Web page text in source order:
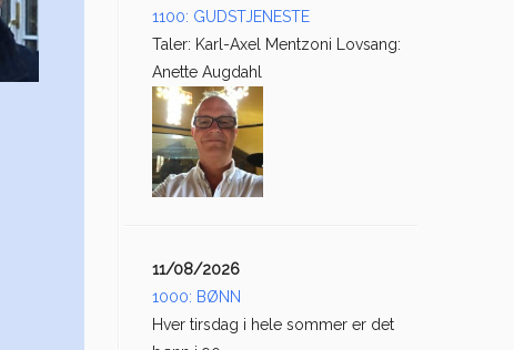
1100: GUDSTJENESTE
Taler: Karl-Axel Mentzoni Lovsang:
Anette Augdahl
11/08/2026
1000: BØNN
Hver tirsdag i hele sommer er det